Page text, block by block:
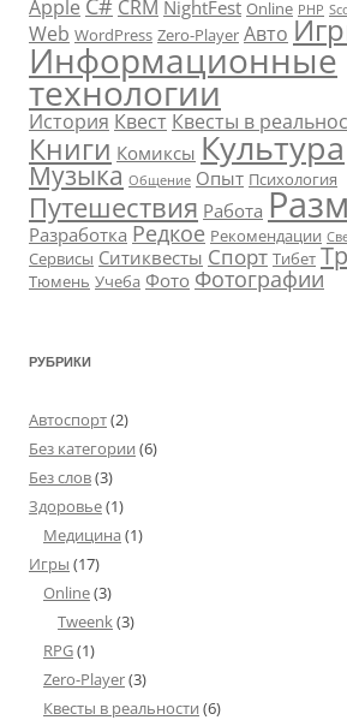
Apple CRM NightFest Online PHP
Web WordPress Zero-Player Авто
Информационные
технологии
История Квест Квесты в
Книги Комиксы Культура
Музыка Общение Опыт Психология
Путешествия Работа
Разработка Редкое Рекомендации
Сервисы Ситиквесты Спорт Тибет
Тюмень Учеба Фото Фотографии
РУБРИКИ
Автоспорт(2)
Без категории (6)
Без слов(3)
Здоровье(1)
Медицина (1)
Игры (17)
Online(3)
Tweenk(3)
RPG(1)
Zero-Player(3)
Квесты в реальности (6)